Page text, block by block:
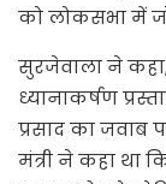
को लोकसभा में जो
सुरजेवाला ने
ध्यानाकर्षण
प्रसाद का जवाब
मंत्री ने कहा था